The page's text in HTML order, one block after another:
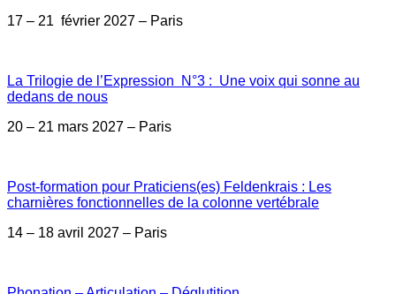
17 – 21 février 2027 – Paris
La Trilogie de l’Expression N°3 : Une voix qui sonne au
dedans de nous
20 – 21 mars 2027 – Paris
Post-formation pour Praticiens(es) Feldenkrais : Les
charnières fonctionnelles de la colonne vertébrale
14 – 18 avril 2027 – Paris